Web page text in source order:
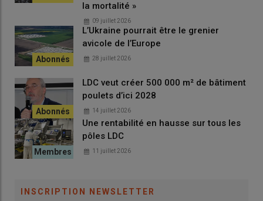
la mortalité »
09 juillet 2026
L’Ukraine pourrait être le grenier
avicole de l’Europe
28 juillet 2026
LDC veut créer 500 000 m² de bâtiment
poulets d’ici 2028
14 juillet 2026
Une rentabilité en hausse sur tous les
pôles LDC
11 juillet 2026
INSCRIPTION NEWSLETTER